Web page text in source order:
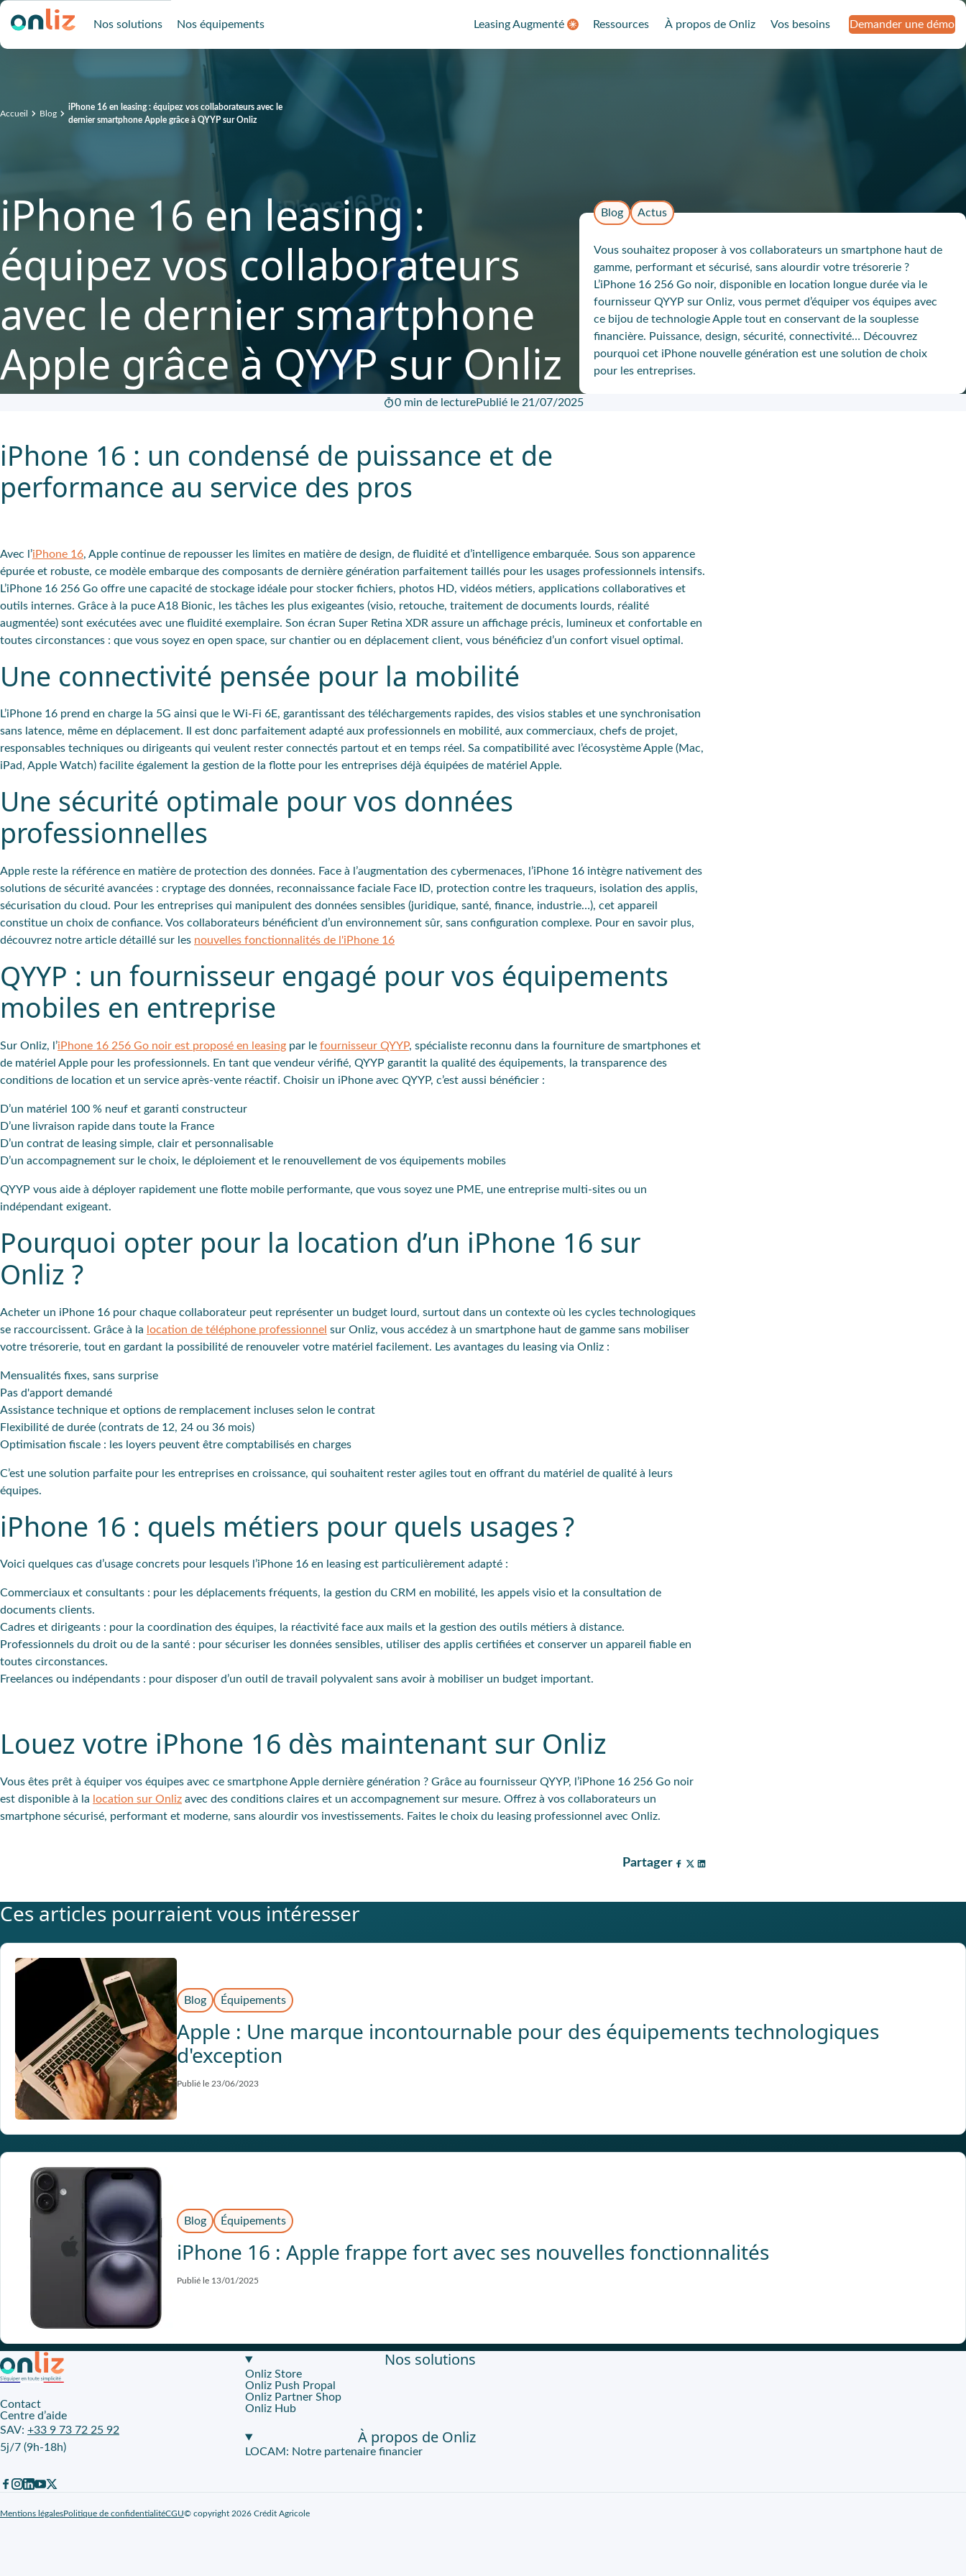
Nos solutions Nos équipements Leasing Augmenté Ressources À propos de Onliz Vos besoins Demander une démo
Accueil Blog
iPhone 16 en leasing : équipez vos collaborateurs avec le
dernier smartphone Apple grâce à QYYP sur Onliz
iPhone 16 en leasing :
équipez vos collaborateurs
avec le dernier smartphone
Apple grâce à QYYP sur Onliz
Blog Actus
Vous souhaitez proposer à vos collaborateurs un smartphone haut de
gamme, performant et sécurisé, sans alourdir votre trésorerie ?
L’iPhone 16 256 Go noir, disponible en location longue durée via le
fournisseur QYYP sur Onliz, vous permet d’équiper vos équipes avec
ce bijou de technologie Apple tout en conservant de la souplesse
financière. Puissance, design, sécurité, connectivité… Découvrez
pourquoi cet iPhone nouvelle génération est une solution de choix
pour les entreprises.
0 min de lecturePublié le 21/07/2025
iPhone 16 : un condensé de puissance et de
performance au service des pros
Avec l’iPhone 16, Apple continue de repousser les limites en matière de design, de fluidité et d’intelligence embarquée. Sous son apparence
épurée et robuste, ce modèle embarque des composants de dernière génération parfaitement taillés pour les usages professionnels intensifs.
L’iPhone 16 256 Go offre une capacité de stockage idéale pour stocker fichiers, photos HD, vidéos métiers, applications collaboratives et
outils internes. Grâce à la puce A18 Bionic, les tâches les plus exigeantes (visio, retouche, traitement de documents lourds, réalité
augmentée) sont exécutées avec une fluidité exemplaire. Son écran Super Retina XDR assure un affichage précis, lumineux et confortable en
toutes circonstances : que vous soyez en open space, sur chantier ou en déplacement client, vous bénéficiez d’un confort visuel optimal.
Une connectivité pensée pour la mobilité
L’iPhone 16 prend en charge la 5G ainsi que le Wi-Fi 6E, garantissant des téléchargements rapides, des visios stables et une synchronisation
sans latence, même en déplacement. Il est donc parfaitement adapté aux professionnels en mobilité, aux commerciaux, chefs de projet,
responsables techniques ou dirigeants qui veulent rester connectés partout et en temps réel. Sa compatibilité avec l’écosystème Apple (Mac,
iPad, Apple Watch) facilite également la gestion de la flotte pour les entreprises déjà équipées de matériel Apple.
Une sécurité optimale pour vos données
professionnelles
Apple reste la référence en matière de protection des données. Face à l’augmentation des cybermenaces, l’iPhone 16 intègre nativement des
solutions de sécurité avancées : cryptage des données, reconnaissance faciale Face ID, protection contre les traqueurs, isolation des applis,
sécurisation du cloud. Pour les entreprises qui manipulent des données sensibles (juridique, santé, finance, industrie…), cet appareil
constitue un choix de confiance. Vos collaborateurs bénéficient d’un environnement sûr, sans configuration complexe. Pour en savoir plus,
découvrez notre article détaillé sur les nouvelles fonctionnalités de l'iPhone 16
QYYP : un fournisseur engagé pour vos équipements
mobiles en entreprise
Sur Onliz, l’iPhone 16 256 Go noir est proposé en leasing par le fournisseur QYYP, spécialiste reconnu dans la fourniture de smartphones et
de matériel Apple pour les professionnels. En tant que vendeur vérifié, QYYP garantit la qualité des équipements, la transparence des
conditions de location et un service après-vente réactif. Choisir un iPhone avec QYYP, c’est aussi bénéficier :
D’un matériel 100 % neuf et garanti constructeur
D’une livraison rapide dans toute la France
D’un contrat de leasing simple, clair et personnalisable
D’un accompagnement sur le choix, le déploiement et le renouvellement de vos équipements mobiles
QYYP vous aide à déployer rapidement une flotte mobile performante, que vous soyez une PME, une entreprise multi-sites ou un
indépendant exigeant.
Pourquoi opter pour la location d’un iPhone 16 sur
Onliz ?
Acheter un iPhone 16 pour chaque collaborateur peut représenter un budget lourd, surtout dans un contexte où les cycles technologiques
se raccourcissent. Grâce à la location de téléphone professionnel sur Onliz, vous accédez à un smartphone haut de gamme sans mobiliser
votre trésorerie, tout en gardant la possibilité de renouveler votre matériel facilement. Les avantages du leasing via Onliz :
Mensualités fixes, sans surprise
Pas d'apport demandé
Assistance technique et options de remplacement incluses selon le contrat
Flexibilité de durée (contrats de 12, 24 ou 36 mois)
Optimisation fiscale : les loyers peuvent être comptabilisés en charges
C’est une solution parfaite pour les entreprises en croissance, qui souhaitent rester agiles tout en offrant du matériel de qualité à leurs
équipes.
iPhone 16 : quels métiers pour quels usages ?
Voici quelques cas d’usage concrets pour lesquels l’iPhone 16 en leasing est particulièrement adapté :
Commerciaux et consultants : pour les déplacements fréquents, la gestion du CRM en mobilité, les appels visio et la consultation de
documents clients.
Cadres et dirigeants : pour la coordination des équipes, la réactivité face aux mails et la gestion des outils métiers à distance.
Professionnels du droit ou de la santé : pour sécuriser les données sensibles, utiliser des applis certifiées et conserver un appareil fiable en
toutes circonstances.
Freelances ou indépendants : pour disposer d’un outil de travail polyvalent sans avoir à mobiliser un budget important.
Louez votre iPhone 16 dès maintenant sur Onliz
Vous êtes prêt à équiper vos équipes avec ce smartphone Apple dernière génération ? Grâce au fournisseur QYYP, l’iPhone 16 256 Go noir
est disponible à la location sur Onliz avec des conditions claires et un accompagnement sur mesure. Offrez à vos collaborateurs un
smartphone sécurisé, performant et moderne, sans alourdir vos investissements. Faites le choix du leasing professionnel avec Onliz.
Partager
Ces articles pourraient vous intéresser
Blog Équipements
Apple : Une marque incontournable pour des équipements technologiques
d'exception
Publié le 23/06/2023
Blog Équipements
iPhone 16 : Apple frappe fort avec ses nouvelles fonctionnalités
Publié le 13/01/2025
Contact
Centre d’aide
SAV: +33 9 73 72 25 92
5j/7 (9h-18h)
Nos solutions
Onliz Store
Onliz Push Propal
Onliz Partner Shop
Onliz Hub
À propos de Onliz
LOCAM: Notre partenaire financier
Mentions légalesPolitique de confidentialitéCGU© copyright 2026 Crédit Agricole